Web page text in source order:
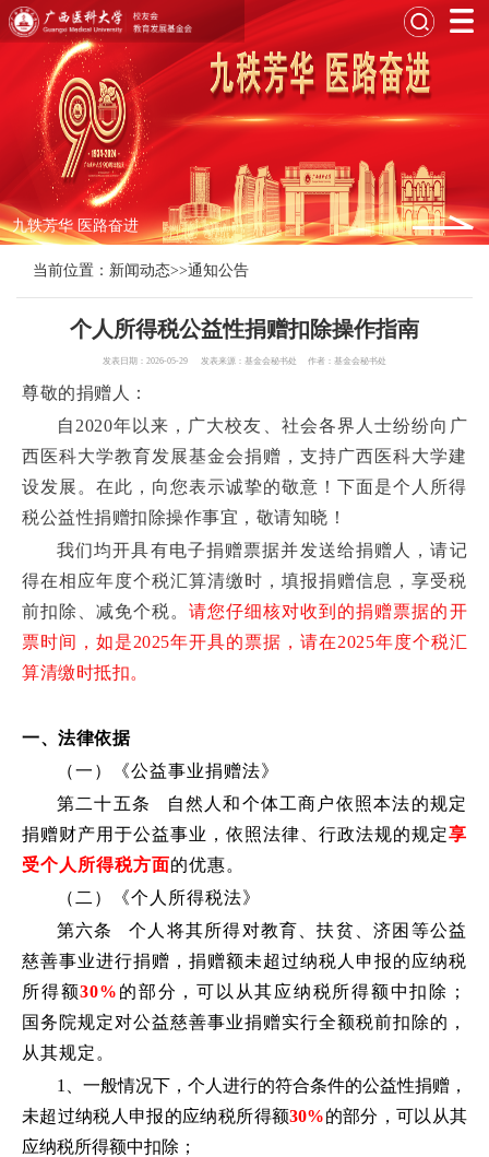
九轶芳华 医路奋进
当前位置： 新闻动态>>通知公告
个人所得税公益性捐赠扣除操作指南
发表日期：2026-05-29 发表来源：基金会秘书处 作者：基金会秘书处
尊敬的捐赠人：
自2020年以来，广大校友、社会各界人士纷纷向广
西医科大学教育发展基金会捐赠，支持广西医科大学建
设发展。在此，向您表示诚挚的敬意！下面是个人所得
税公益性捐赠扣除操作事宜，敬请知晓！
我们均开具有电子捐赠票据并发送给捐赠人，请记
得在相应年度个税汇算清缴时，填报捐赠信息，享受税
前扣除、减免个税。请您仔细核对收到的捐赠票据的开
票时间，如是2025年开具的票据，请在2025年度个税汇
算清缴时抵扣。
一、法律依据
（一）《公益事业捐赠法》
第二十五条
自然人和个体工商户依照本法的规定
捐赠财产用于公益事业，依照法律、行政法规的规定享
受个人所得税方面的优惠。
（二）《个人所得税法》
第六条
个人将其所得对教育、扶贫、济困等公益
慈善事业进行捐赠，捐赠额未超过纳税人申报的应纳税
所得额30% 的部分，可以从其应纳税所得额中扣除；
国务院规定对公益慈善事业捐赠实行全额税前扣除的，
从其规定。
1、一般情况下，个人进行的符合条件的公益性捐赠，
未超过纳税人申报的应纳税所得额30%的部分，可以从其
应纳税所得额中扣除；